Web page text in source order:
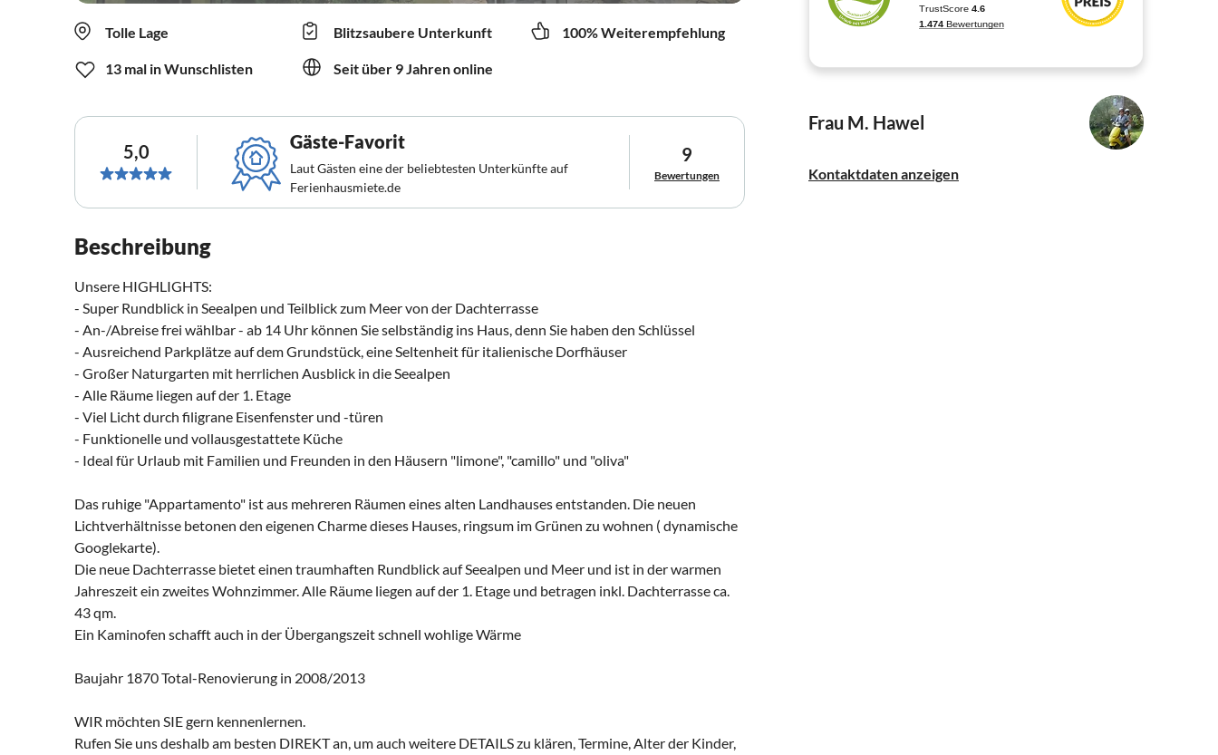
Tolle Lage Blitzsaubere Unterkunft 100% Weiterempfehlung
13 mal in Wunschlisten Seit über 9 Jahren online
5,0 Gäste-Favorit
Laut Gästen eine der beliebtesten Unterkünfte auf
Ferienhausmiete.de
9
Bewertungen
Beschreibung
Unsere HIGHLIGHTS:
- Super Rundblick in Seealpen und Teilblick zum Meer von der Dachterrasse
- An-/Abreise frei wählbar - ab 14 Uhr können Sie selbständig ins Haus, denn Sie haben den Schlüssel
- Ausreichend Parkplätze auf dem Grundstück, eine Seltenheit für italienische Dorfhäuser
- Großer Naturgarten mit herrlichen Ausblick in die Seealpen
- Alle Räume liegen auf der 1. Etage
- Viel Licht durch filigrane Eisenfenster und -türen
- Funktionelle und vollausgestattete Küche
- Ideal für Urlaub mit Familien und Freunden in den Häusern "limone", "camillo" und "oliva"
Das ruhige "Appartamento" ist aus mehreren Räumen eines alten Landhauses entstanden. Die neuen
Lichtverhältnisse betonen den eigenen Charme dieses Hauses, ringsum im Grünen zu wohnen ( dynamische
Googlekarte).
Die neue Dachterrasse bietet einen traumhaften Rundblick auf Seealpen und Meer und ist in der warmen
Jahreszeit ein zweites Wohnzimmer. Alle Räume liegen auf der 1. Etage und betragen inkl. Dachterrasse ca.
43 qm.
Ein Kaminofen schafft auch in der Übergangszeit schnell wohlige Wärme
Baujahr 1870 Total-Renovierung in 2008/2013
WIR möchten SIE gern kennenlernen.
Rufen Sie uns deshalb am besten DIREKT an, um auch weitere DETAILS zu klären, Termine, Alter der Kinder,
Frau M. Hawel
Kontaktdaten anzeigen